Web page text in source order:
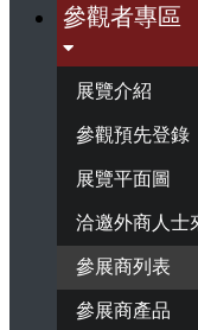
參觀者專區
展覽介紹
參觀預先登錄
展覽平面圖
洽邀外商人士
參展商列表
參展商產品